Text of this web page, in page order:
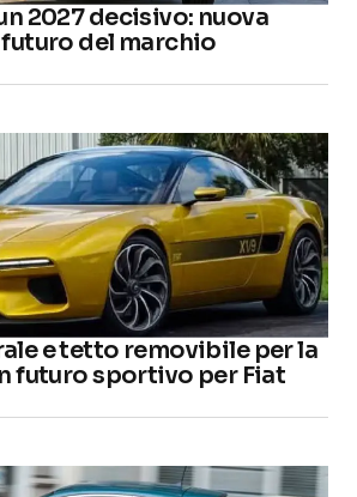
2027 decisivo: nuova
del marchio
e tetto removibile per la
futuro sportivo per Fiat